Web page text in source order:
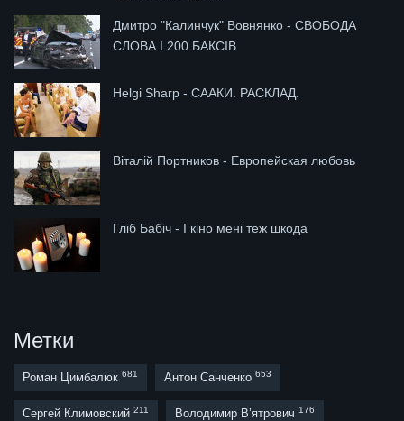
Дмитро "Калинчук" Вовнянко - СВОБОДА
СЛОВА І 200 БАКСІВ
Helgi Sharp - СААКИ. РАСКЛАД.
Віталій Портников - Европейская любовь
Гліб Бабіч - І кіно мені теж шкода
Метки
Роман Цимбалюк 681 Антон Санченко 653
Сергей Климовский 211 Володимир В’ятрович 176